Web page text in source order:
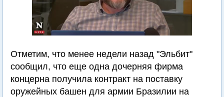
Отметим, что менее недели назад "Эльбит"
сообщил, что еще одна дочерняя фирма
концерна получила контракт на поставку
оружейных башен для армии Бразилии на